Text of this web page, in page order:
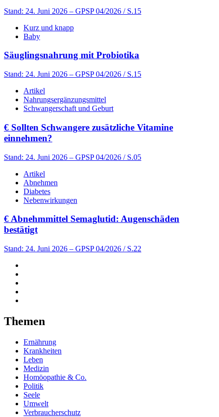
Stand: 24. Juni 2026 – GPSP 04/2026 / S.15
Kurz und knapp
Baby
Säuglingsnahrung mit Probiotika
Stand: 24. Juni 2026 – GPSP 04/2026 / S.15
Artikel
Nahrungsergänzungsmittel
Schwangerschaft und Geburt
€ Sollten Schwangere zusätzliche Vitamine
einnehmen?
Stand: 24. Juni 2026 – GPSP 04/2026 / S.05
Artikel
Abnehmen
Diabetes
Nebenwirkungen
€Abnehmmittel Semaglutid: Augenschäden
bestätigt
Stand: 24. Juni 2026 – GPSP 04/2026 / S.22
Themen
Ernährung
Krankheiten
Leben
Medizin
Homöopathie & Co.
Politik
Seele
Umwelt
Verbraucherschutz